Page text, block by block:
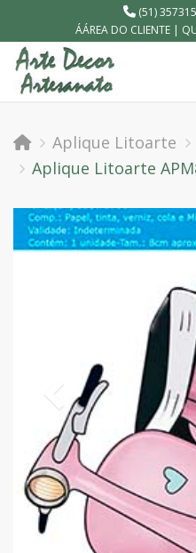
(51)
ÁÁREA DO CLIENTE|
Aplique Litoarte
Aplique Litoarte